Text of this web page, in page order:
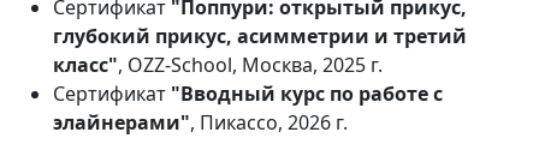
Сертификат "Поппури: открытый прикус,
глубокий прикус, асимметрии и третий
класс", OZZ-School, Москва, 2025 г.
Сертификат "Вводный курс по работе с
элайнерами", Пикассо, 2026 г.